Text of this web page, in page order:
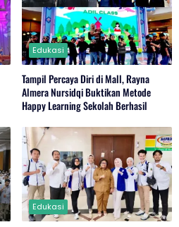
Edukasi
Tampil Percaya Diri di Mall, Rayna
Almera Nursidqi Buktikan Metode
Happy Learning Sekolah Berhasil
Edukasi